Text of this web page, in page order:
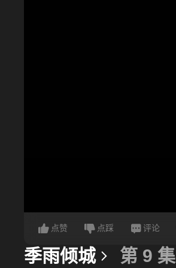
点赞 点踩 评论
季雨倾城 更多信息第 9 集